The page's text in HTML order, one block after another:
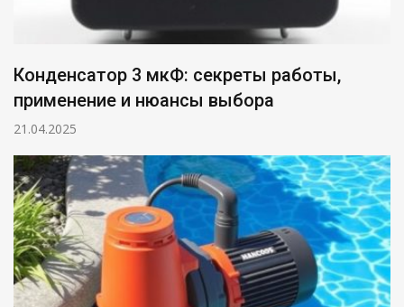
Конденсатор 3 мкФ: секреты работы,
применение и нюансы выбора
21.04.2025